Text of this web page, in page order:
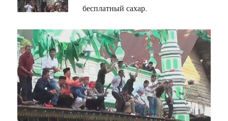
бесплатный сахар.